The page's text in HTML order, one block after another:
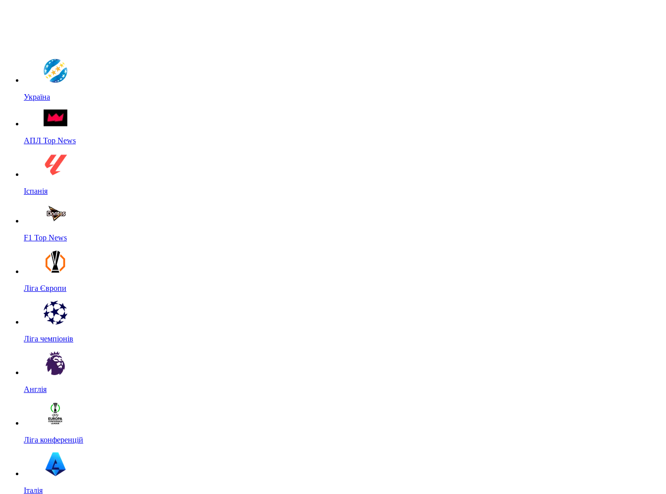
Україна
АПЛ Top News
Іспанія
F1 Top News
Ліга Європи
Ліга чемпіонів
Англія
Ліга конференцій
Італія